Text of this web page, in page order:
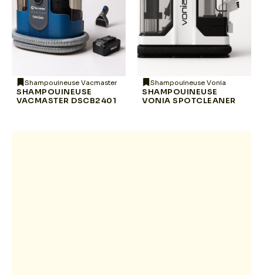
Shampouineuse Vacmaster
SHAMPOUINEUSE
VACMASTER DSCB2401
Shampouineuse Vonia
SHAMPOUINEUSE
VONIA SPOTCLEANER